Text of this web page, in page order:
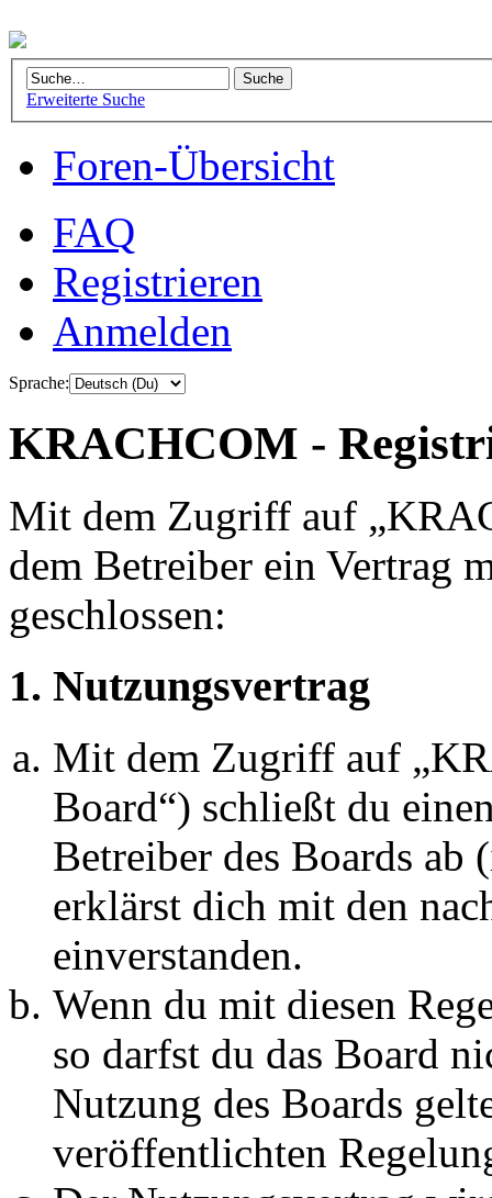
Erweiterte Suche
Foren-Übersicht
FAQ
Registrieren
Anmelden
Sprache:
KRACHCOM -
Mit dem Zugriff auf
dem Betreiber ein Vertrag
geschlossen:
1. Nutzungsvertrag
Mit dem Zugriff auf
Board“) schließt du
Betreiber des Boards ab
erklärst dich mit den
einverstanden.
Wenn du mit diesen
so darfst du das Board
Nutzung des Boards
veröffentlichten